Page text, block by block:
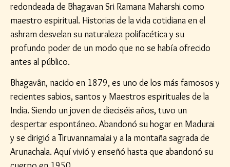
redondeada de Bhagavan Sri Ramana Maharshi como
maestro espiritual. Historias de la vida cotidiana en el
ashram desvelan su naturaleza polifacética y su
profundo poder de un modo que no se había ofrecido
antes al público.
Bhagavân, nacido en 1879, es uno de los más famosos y
recientes sabios, santos y Maestros espirituales de la
India. Siendo un joven de dieciséis años, tuvo un
despertar espontáneo. Abandonó su hogar en Madurai
y se dirigió a Tiruvannamalai y a la montaña sagrada de
Arunachala. Aquí vivió y enseñó hasta que abandonó su